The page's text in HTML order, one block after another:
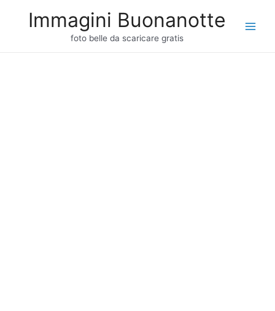
Immagini Buonanotte
foto belle da scaricare gratis